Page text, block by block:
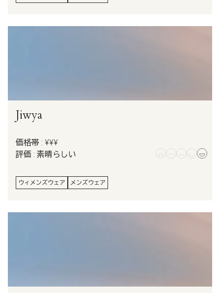
Jiwya
価格帯 : ¥¥¥
評価 : 素晴らしい
ウィメンズウェア メンズウェア